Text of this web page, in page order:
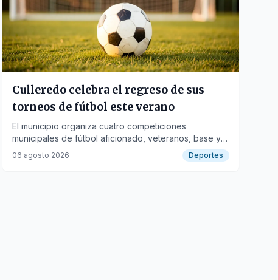
Culleredo celebra el regreso de sus
torneos de fútbol este verano
El municipio organiza cuatro competiciones
municipales de fútbol aficionado, veteranos, base y
femenino desde agosto hasta septiembre.
06 agosto 2026 Deportes